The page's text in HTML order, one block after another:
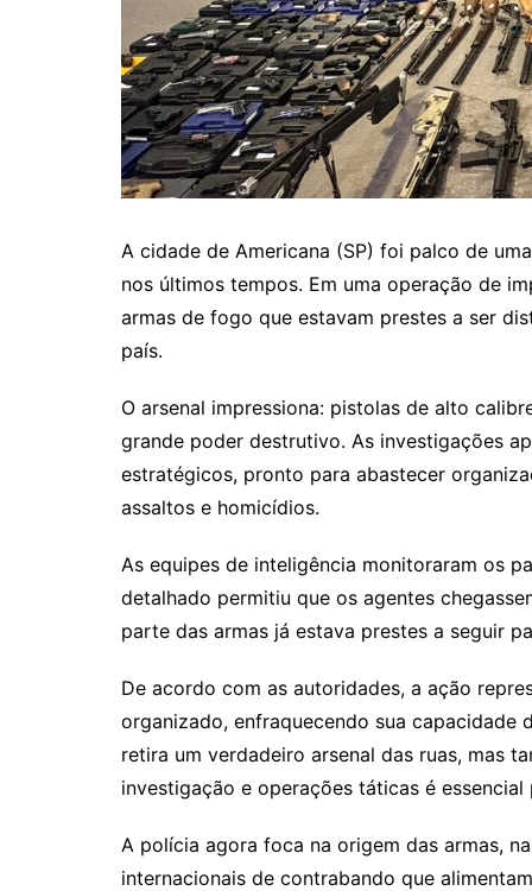
A cidade de Americana (SP) foi palco de
nos últimos tempos. Em uma operação de
armas de fogo que estavam prestes a ser
país.
O arsenal impressiona: pistolas de alto
grande poder destrutivo. As investigações
estratégicos, pronto para abastecer
assaltos e homicídios.
As equipes de inteligência monitoraram os
detalhado permitiu que os agentes
parte das armas já estava prestes a seguir
De acordo com as autoridades, a ação
organizado, enfraquecendo sua capacidade
retira um verdadeiro arsenal das ruas, mas
investigação e operações táticas é
A polícia agora foca na origem das armas,
internacionais de contrabando que